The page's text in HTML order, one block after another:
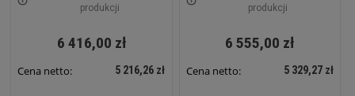
produkcji
6 416,00 zł
Cena netto: 5 216,26 zł
produkcji
6 555,00 zł
Cena netto: 5 329,27 zł